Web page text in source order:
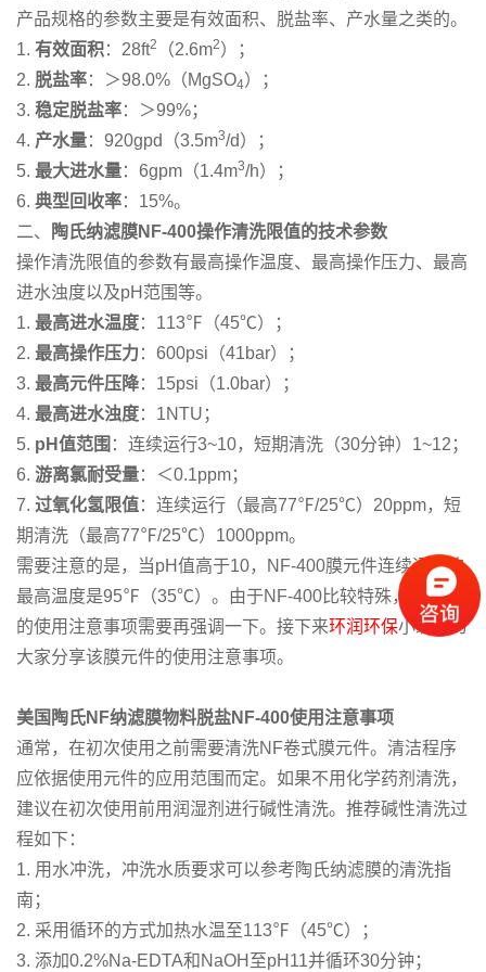
产品规格的参数主要是有效面积、脱盐率、产水量之类的。
1. 有效面积：28ft2 （2.6m2）；
2. 脱盐率：＞98.0%（MgSO4）；
3. 稳定脱盐率：＞99%；
4. 产水量：920gpd（3.5m3/d）；
5. 最大进水量：6gpm（1.4m3/h）；
6. 典型回收率：15%。
二、
陶氏纳滤膜NF-400操作清洗限值的技术参数
操作清洗限值的参数有最高操作温度、最高操作压力、最高
进水浊度以及pH范围等。
1. 最高进水温度：113℉（45℃）；
2. 最高操作压力 ：600psi（41bar）；
3. 最高元件压降：15psi（1.0bar）；
4. 最高进水浊度：1NTU；
5. pH值范围 ：连续运行3~10，短期清洗（30分钟）1~12；
6. 游离氯耐受量：＜0.1ppm；
7. 过氧化氢限值：连续运行（最高77℉/25℃）20ppm，短
期清洗（最高77℉/25℃）1000ppm。
需要注意的是，当pH值高于10，NF-400膜元件连续运行的
最高温度是95℉（35℃）。由于NF-400比较特殊，所以它
的使用注意事项需要再强调一下。接下来环润环保小编将为
大家分享该膜元件的使用注意事项。
美国陶氏NF纳滤膜物料脱盐NF-400使用注意事项
通常，在初次使用之前需要清洗NF卷式膜元件。清洁程序
应依据使用元件的应用范围而定。如果不用化学药剂清洗，
建议在初次使用前用润湿剂进行碱性清洗。推荐碱性清洗过
程如下：
1. 用水冲洗，冲洗水质要求可以参考陶氏纳滤膜的清洗指
南；
2. 采用循环的方式加热水温至113℉（45℃）；
3. 添加0.2%Na-EDTA和NaOH至pH11并循环30分钟；